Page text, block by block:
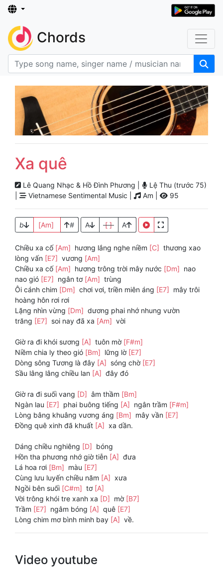
Chords
Xa quê
Lê Quang Nhạc & Hồ Đình Phương |
Lệ Thu (trước 75)
Vietnamese Sentimental Music | Am | 95
b [Am] # A [ ] A
Chiều xa cố [Am] hương lắng nghe niềm [C] thương xao
lòng vấn [E7] vương [Am]
Chiều xa cố [Am] hương trông trời mây nước [Dm] nao
nao gió [E7] ngân tơ [Am] trùng
Ôi cánh chim [Dm] chơi vơi, triền miên áng [E7] mây trôi
hoàng hôn rơi rơi
Lặng nhìn vừng [Dm] dương phai nhớ nhung vườn
trăng [E7] soi nay đã xa [Am] vời
Giờ ra đi khói sương [A] tuôn mờ [F#m]
Niềm chia ly theo gió [Bm] lững lờ [E7]
Dòng sông Tương là đây [A] sóng chờ [E7]
Sầu lâng lâng chiều lan [A] đây đó
Giờ ra đi suối vang [D] âm thầm [Bm]
Ngàn lau [E7] phai buông tiếng [A] ngân trầm [F#m]
Lòng bâng khuâng vương áng [Bm] mây vần [E7]
Đồng quê xinh đã khuất [A] xa dần.
Dáng chiều nghiêng [D] bóng
Hồn tha phương nhớ giờ tiễn [A] đưa
Lá hoa rơi [Bm] màu [E7]
Cùng lưu luyến chiều năm [A] xưa
Ngồi bên suối [C#m] tơ [A]
Vời trông khói tre xanh xa [D] mờ [B7]
Trầm [E7] ngâm bóng [A] quê [E7]
Lòng chim mơ bình minh bay [A] về.
Video youtube